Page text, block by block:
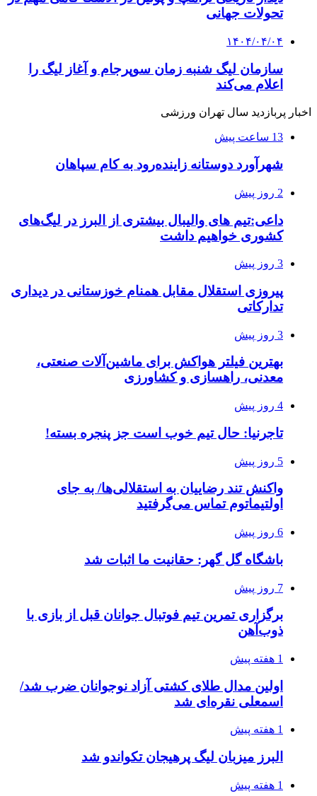
تحولات جهانی
۱۴۰۴/۰۴/۰۴
سازمان لیگ شنبه زمان سوپرجام و آغاز لیگ را
اعلام می‌کند
اخبار پربازدید سال تهران ورزشی
13 ساعت پیش
شهرآورد دوستانه زاینده‌رود به کام سپاهان
2 روز پیش
داعی:تیم های والیبال بیشتری از البرز در لیگ‌های
کشوری خواهیم داشت
3 روز پیش
پیروزی استقلال مقابل همنام خوزستانی در دیداری
تدارکاتی
3 روز پیش
بهترین فیلتر هواکش برای ماشین‌آلات صنعتی،
معدنی، راهسازی و کشاورزی
4 روز پیش
تاجرنیا: حال تیم خوب است جز پنجره بسته!
5 روز پیش
واکنش تند رضاییان به استقلالی‌ها/ به جای
اولتیماتوم تماس می‌گرفتید
6 روز پیش
باشگاه گل گهر: حقانیت ما اثبات شد
7 روز پیش
برگزاری تمرین تیم فوتبال جوانان قبل از بازی با
ذوب‌آهن
1 هفته پیش
اولین مدال طلای کشتی آزاد نوجوانان ضرب شد/
اسمعلی نقره‌ای شد
1 هفته پیش
البرز میزبان لیگ پرهیجان تکواندو شد
1 هفته پیش